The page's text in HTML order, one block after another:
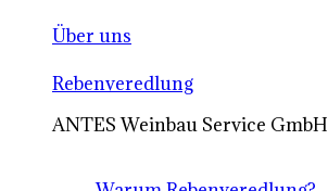
Über uns
Rebenveredlung
ANTES Weinbau Service GmbH